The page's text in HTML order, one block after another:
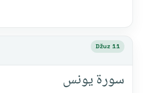
Džuz 11
سورة يونس